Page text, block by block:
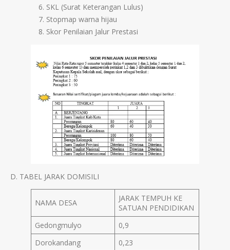
SKL (Surat Keterangan Lulus)
Stopmap warna hijau
Skor Penilaian Jalur Prestasi
D. TABEL JARAK DOMISILI
NAMA DESA
JARAK TEMPUH KE
SATUAN PENDIDIKAN
Gedongmulyo
0,9
Dorokandang
0,23